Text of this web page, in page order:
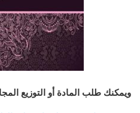
ويمكنك طلب المادة أو التوزيع